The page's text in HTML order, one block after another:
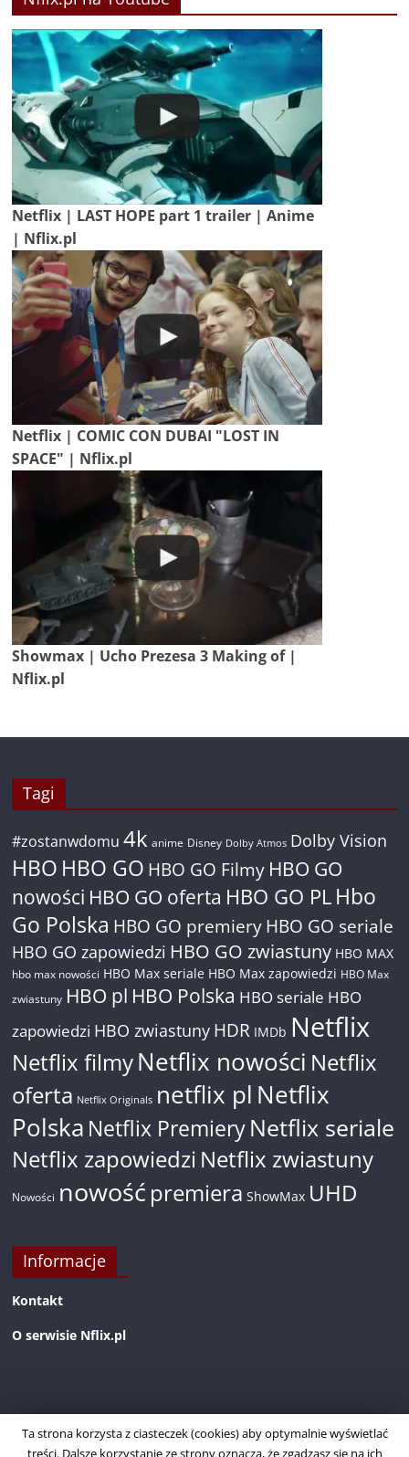
Netflix | LAST HOPE part 1 trailer | Anime
| Nflix.pl
Netflix | COMIC CON DUBAI "LOST IN
SPACE" | Nflix.pl
Showmax | Ucho Prezesa 3 Making of |
Nflix.pl
Tagi
#zostanwdomu 4k anime Disney Dolby Atmos Dolby Vision
HBO HBO GO HBO GO Filmy HBO GO
nowości HBO GO oferta HBO GO PL Hbo
Go Polska HBO GO premiery HBO GO seriale
HBO GO zapowiedzi HBO GO zwiastuny HBO MAX
hbo max nowości HBO Max seriale HBO Max zapowiedzi HBO Max
zwiastuny HBO pl HBO Polska HBO seriale HBO
zapowiedzi HBO zwiastuny HDR IMDb Netflix
Netflix filmyNetflix nowości Netflix
oferta Netflix Originals netflix pl Netflix
Polska Netflix PremieryNetflix seriale
Netflix zapowiedzi Netflix zwiastuny
Nowości nowość premiera ShowMax UHD
Informacje
Kontakt
O serwisie Nflix.pl
Ta strona korzysta z ciasteczek (cookies) aby optymalnie wyświetlać
treści. Dalsze korzystanie ze strony oznacza, że zgadzasz się na ich